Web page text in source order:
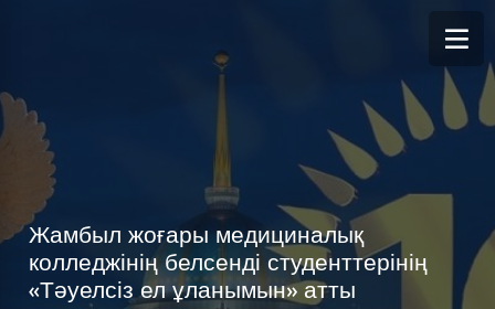
Жамбыл жоғары медициналық
колледжінің белсенді студенттерінің
«Тәуелсіз ел ұланымын» атты